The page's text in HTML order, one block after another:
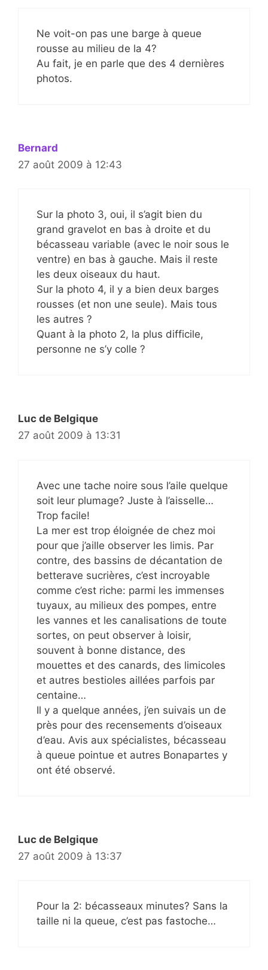
Ne voit-on pas une barge à queue
rousse au milieu de la 4?
Au fait, je en parle que des 4 dernières
photos.
Bernard
27 août 2009 à 12:43
Sur la photo 3, oui, il s’agit bien du
grand gravelot en bas à droite et du
bécasseau variable (avec le noir sous le
ventre) en bas à gauche. Mais il reste
les deux oiseaux du haut.
Sur la photo 4, il y a bien deux barges
rousses (et non une seule). Mais tous
les autres ?
Quant à la photo 2, la plus difficile,
personne ne s’y colle ?
Luc de Belgique
27 août 2009 à 13:31
Avec une tache noire sous l’aile quelque
soit leur plumage? Juste à l’aisselle…
Trop facile!
La mer est trop éloignée de chez moi
pour que j’aille observer les limis. Par
contre, des bassins de décantation de
betterave sucrières, c’est incroyable
comme c’est riche: parmi les immenses
tuyaux, au milieux des pompes, entre
les vannes et les canalisations de toute
sortes, on peut observer à loisir,
souvent à bonne distance, des
mouettes et des canards, des limicoles
et autres bestioles aillées parfois par
centaine…
Il y a quelque années, j’en suivais un de
près pour des recensements d’oiseaux
d’eau. Avis aux spécialistes, bécasseau
à queue pointue et autres Bonapartes y
ont été observé.
Luc de Belgique
27 août 2009 à 13:37
Pour la 2: bécasseaux minutes? Sans la
taille ni la queue, c’est pas fastoche…